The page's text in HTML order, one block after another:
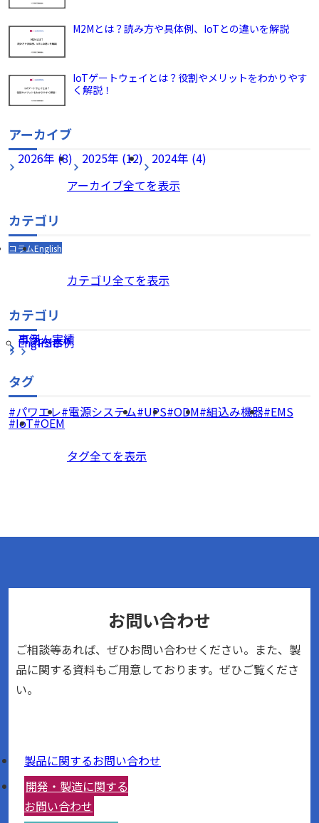
M2Mとは？読み方や具体例、IoTとの違いを解説
IoTゲートウェイとは？役割やメリットをわかりやす
く解説！
アーカイブ
2026年 (8) 2025年 (12) 2024年 (4)
アーカイブ全てを表示
カテゴリ
コラムEnglish
カテゴリ全てを表示
カテゴリ
コラム
事例・実績
UPS事例
English
タグ
パワエレ 電源システム UPS ODM 組込み機器 EMS
IoT OEM
タグ全てを表示
お問い合わせ
ご相談等あれば、ぜひお問い合わせください。また、製
品に関する資料もご用意しております。ぜひご覧くださ
い。
製品に関するお問い合わせ
開発・製造に関する
お問い合わせ